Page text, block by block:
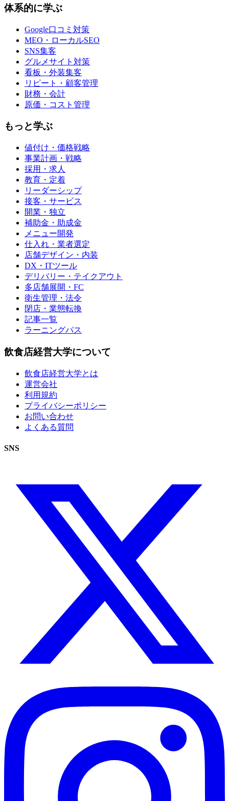
体系的に学ぶ
Google口コミ対策
MEO・ローカルSEO
SNS集客
グルメサイト対策
看板・外装集客
リピート・顧客管理
財務・会計
原価・コスト管理
もっと学ぶ
値付け・価格戦略
事業計画・戦略
採用・求人
教育・定着
リーダーシップ
接客・サービス
開業・独立
補助金・助成金
メニュー開発
仕入れ・業者選定
店舗デザイン・内装
DX・ITツール
デリバリー・テイクアウト
多店舗展開・FC
衛生管理・法令
閉店・業態転換
記事一覧
ラーニングパス
飲食店経営大学について
飲食店経営大学とは
運営会社
利用規約
プライバシーポリシー
お問い合わせ
よくある質問
SNS